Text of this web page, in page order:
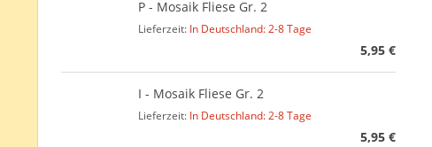
P - Mosaik Fliese Gr. 2
Lieferzeit: In Deutschland: 2-8 Tage
5,95 €
I - Mosaik Fliese Gr. 2
Lieferzeit: In Deutschland: 2-8 Tage
5,95 €